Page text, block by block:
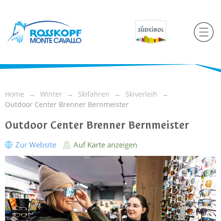
Home Winter Skifahren
Skiverleih
Outdoor Center Brenner Bernmeister
Outdoor Center Brenner Bernmeister
Zur Website Auf Karte anzeigen